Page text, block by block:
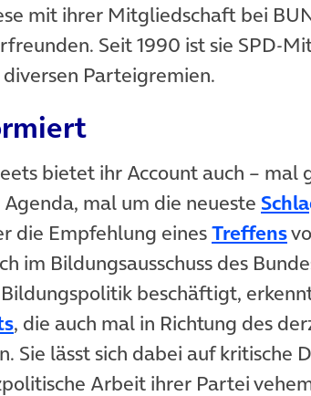
mit ihrer Mitgliedschaft bei
Seit 1990 ist sie SPD-
Parteigremien.
bietet ihr Account auch – mal
Tab)mal um die neueste
die Empfehlung einesTreffens
im Bildungsausschuss des
beschäftigt,
(öffnet in neuem Tab)
, die auch mal in Richtung des
Sie lässt sich dabei auf kritische
neuem Tab)Arbeit ihrer Partei